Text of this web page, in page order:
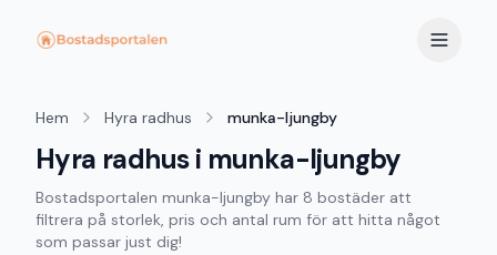
Hem Hyra radhus munka-ljungby
Hyra radhus i munka-ljungby
Bostadsportalen munka-ljungby har 8 bostäder att
filtrera på storlek, pris och antal rum för att hitta något
som passar just dig!